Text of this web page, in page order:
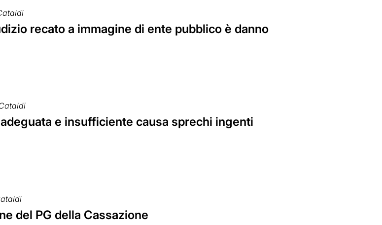
recato a immagine di ente pubblico è danno
e insufficiente causa sprechi ingenti
del PG della Cassazione